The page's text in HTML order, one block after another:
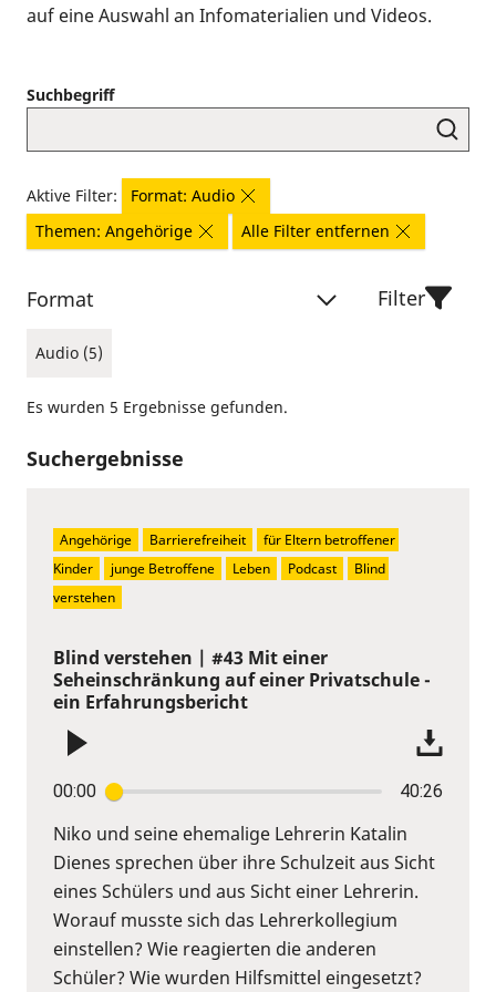
auf eine Auswahl an Infomaterialien und Videos.
Suchbegriff
Aktive Filter:
Format: Audio
Themen: Angehörige
Alle Filter entfernen
Format
Audio (5)
Filter
Es wurden 5 Ergebnisse gefunden.
Suchergebnisse
Blind verstehen | #43 Mit einer
Seheinschränkung auf einer Privatschule -
ein Erfahrungsbericht
00:00 40:26
Niko und seine ehemalige Lehrerin Katalin
Dienes sprechen über ihre Schulzeit aus Sicht
eines Schülers und aus Sicht einer Lehrerin.
Worauf musste sich das Lehrerkollegium
einstellen? Wie reagierten die anderen
Schüler? Wie wurden Hilfsmittel eingesetzt?
Angehörige Barrierefreiheit
für Eltern betroffener
Kinder
junge Betroffene Leben Podcast
Blind
verstehen